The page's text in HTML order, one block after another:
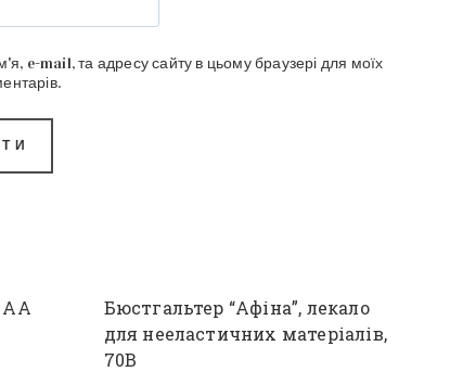
e-mail, та адресу сайту в цьому браузері для моїх
АА
Бюстгальтер “Афіна”, лекало
для нееластичних матеріалів,
70В